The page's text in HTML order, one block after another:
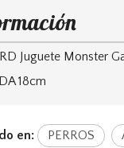
Juguete Monster
18cm
en: PERROS